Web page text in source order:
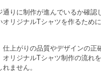
りに制作が進んでいるか確認
リジナルTシャツを作るため
上がりの品質やデザインの正
リジナルTシャツ制作の流れ
ません。